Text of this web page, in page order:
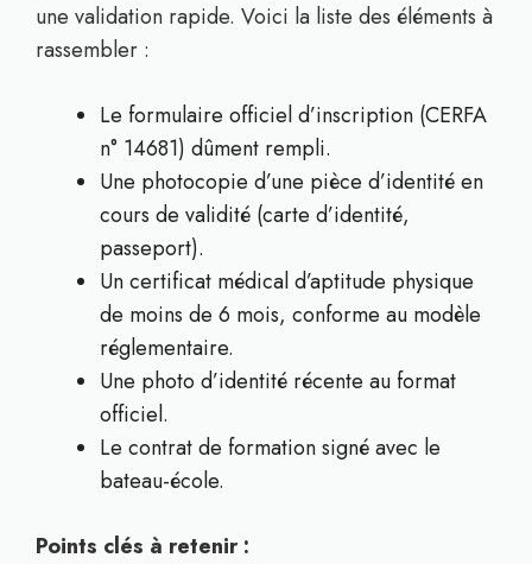
une validation rapide. Voici la liste des éléments à
rassembler :
Le formulaire officiel d’inscription (CERFA
n° 14681) dûment rempli.
Une photocopie d’une pièce d’identité en
cours de validité (carte d’identité,
passeport).
Un certificat médical d’aptitude physique
de moins de 6 mois, conforme au modèle
réglementaire.
Une photo d’identité récente au format
officiel.
Le contrat de formation signé avec le
bateau-école.
Points clés à retenir :